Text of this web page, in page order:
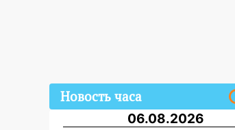
Новость часа
06.08.2026